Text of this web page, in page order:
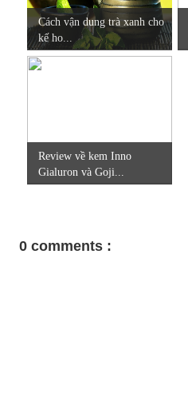
Cách vận dung trà xanh cho
kế ho...
Review về kem Inno
Gialuron và Goji...
0 comments :